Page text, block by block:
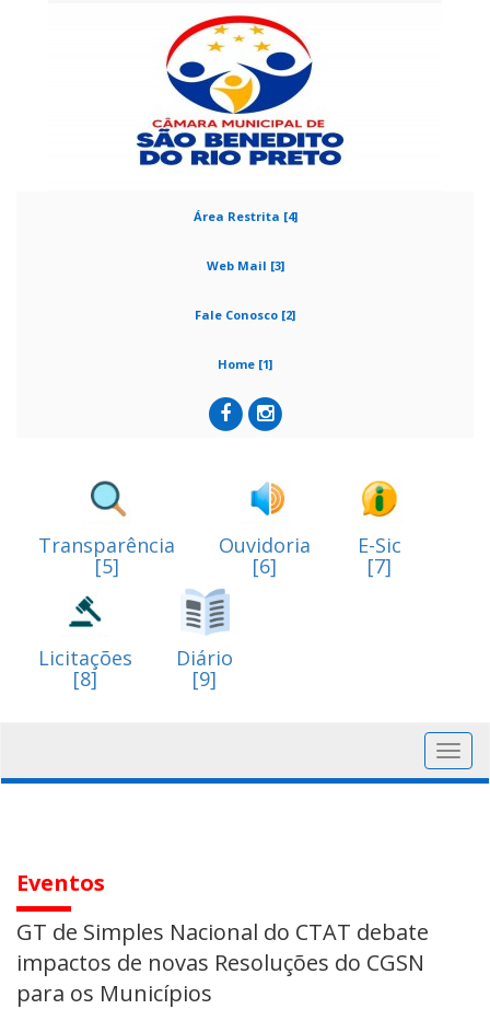
Área Restrita [4]
Web Mail [3]
Fale Conosco [2]
Home [1]
Transparência
[5]
Ouvidoria
[6]
E-Sic
[7]
Licitações
[8]
Diário
[9]
Eventos
GT de Simples Nacional do CTAT debate
impactos de novas Resoluções do CGSN
para os Municípios